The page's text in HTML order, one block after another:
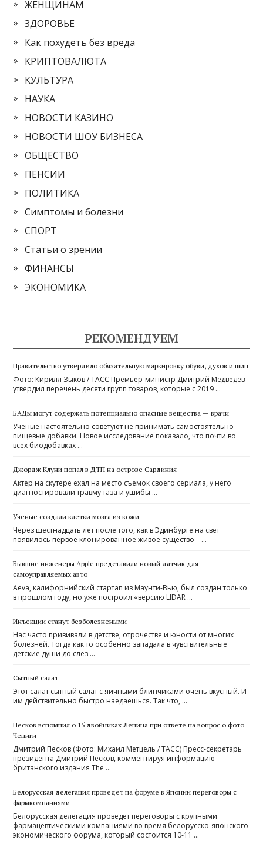
ЖЕНЩИНАМ
ЗДОРОВЬЕ
Как похудеть без вреда
КРИПТОВАЛЮТА
КУЛЬТУРА
НАУКА
НОВОСТИ КАЗИНО
НОВОСТИ ШОУ БИЗНЕСА
ОБЩЕСТВО
ПЕНСИИ
ПОЛИТИКА
Симптомы и болезни
СПОРТ
Статьи о зрении
ФИНАНСЫ
ЭКОНОМИКА
РЕКОМЕНДУЕМ
Правительство утвердило обязательную маркировку обуви, духов и шин
Фото: Кирилл Зыков / ТАСС Премьер-министр Дмитрий Медведев
утвердил перечень десяти групп товаров, которые с 2019 …
БАДы могут содержать потенциально опасные вещества — врачи
Ученые настоятельно советуют не принимать самостоятельно
пищевые добавки. Новое исследование показало, что почти во
всех биодобавках …
Джордж Клуни попал в ДТП на острове Сардиния
Актер на скутере ехал на место съемок своего сериала, у него
диагностировали травму таза и ушибы …
Ученые создали клетки мозга из кожи
Через шестнадцать лет после того, как в Эдинбурге на свет
появилось первое клонированное живое существо – …
Бывшие инженеры Apple представили новый датчик для
самоуправляемых авто
Aeva, калифорнийский стартап из Маунти-Вью, был создан только
в прошлом году, но уже построил «версию LIDAR …
Инъекции станут безболезнеными
Нас часто прививали в детстве, отрочестве и юности от многих
болезней. Тогда как то особенно западала в чувствительные
детские души до слез …
Сытный салат
Этот салат сытный салат с яичными блинчиками очень вкусный. И
им действительно быстро наедаешься. Так что, …
Песков вспомнил о 15 двойниках Ленина при ответе на вопрос о фото
Чепиги
Дмитрий Песков (Фото: Михаил Метцель / ТАСС) Пресс-секретарь
президента Дмитрий Песков, комментируя информацию
британского издания The …
Белорусская делегация проведет на форуме в Японии переговоры с
фармкомпаниями
Белорусская делегация проведет переговоры с крупными
фармацевтическими компаниями во время белорусско-японского
экономического форума, который состоится 10-11 …